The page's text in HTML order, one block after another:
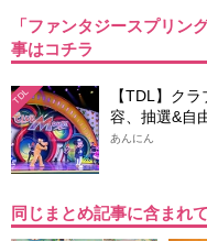
「ファンタジースプリン
事はコチラ
TDL
【TDL】ク
容、抽選&自
あんにん
同じまとめ記事に含まれ